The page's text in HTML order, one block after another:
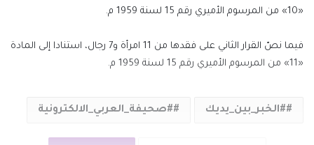
«10» من المرسوم الأميري رقم 15 لسنة 1959 م.
فيما نصّ القرار الثاني على فقدها من 11 امرأة و7 رجال، استنادا إلى المادة
«11» من المرسوم الأميري رقم 15 لسنة 1959 م.
#الخبر_بين_يديك #صحيفة_العربي_الالكترونية